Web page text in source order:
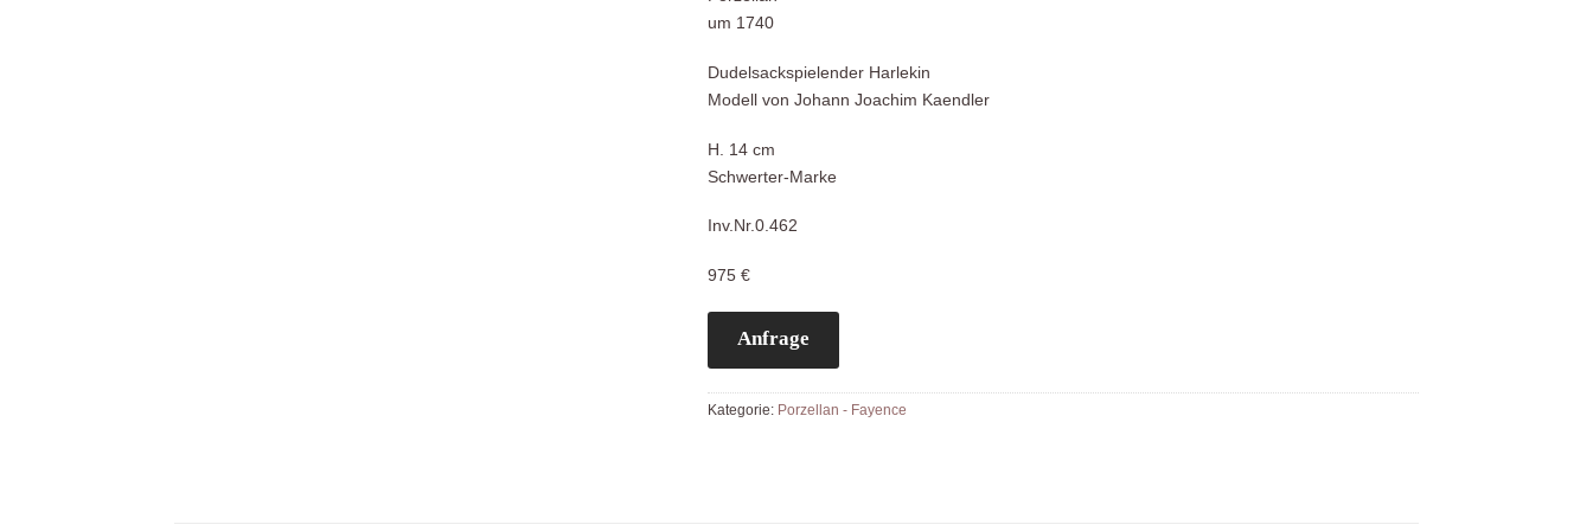
um 1740
Dudelsackspielender Harlekin
Modell von Johann Joachim Kaendler
H. 14 cm
Schwerter-Marke
Inv.Nr.0.462
975 €
Anfrage
Kategorie: Porzellan - Fayence